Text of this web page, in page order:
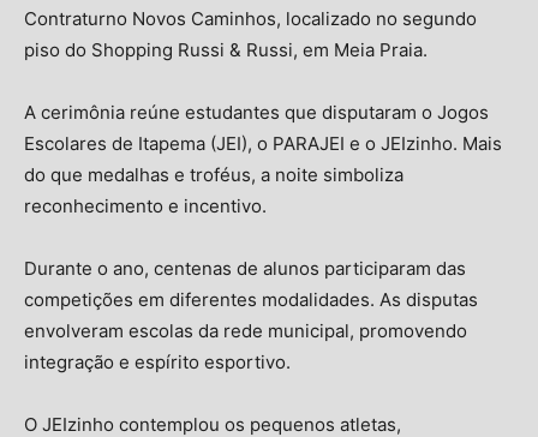
Contraturno Novos Caminhos, localizado no segundo
piso do Shopping Russi & Russi, em Meia Praia.
A cerimônia reúne estudantes que disputaram o Jogos
Escolares de Itapema (JEI), o PARAJEI e o JEIzinho. Mais
do que medalhas e troféus, a noite simboliza
reconhecimento e incentivo.
Durante o ano, centenas de alunos participaram das
competições em diferentes modalidades. As disputas
envolveram escolas da rede municipal, promovendo
integração e espírito esportivo.
O JEIzinho contemplou os pequenos atletas,